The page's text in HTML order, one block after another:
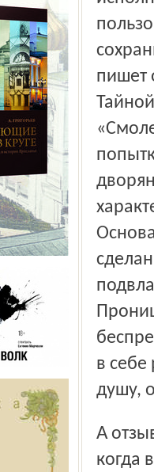
пишет
в себе
душу,
А отзыв предводителя восстания Тадеуша Костюшко,
когда